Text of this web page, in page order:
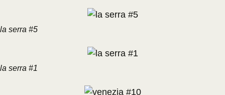
la serra #5
la serra #1